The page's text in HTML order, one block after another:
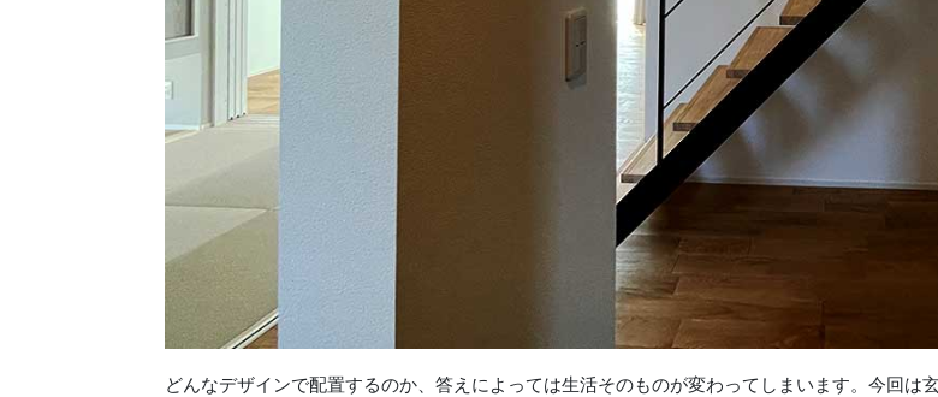
どんなデザインで配置するのか、答えによっては生活そのものが変わってしまいます。今回は